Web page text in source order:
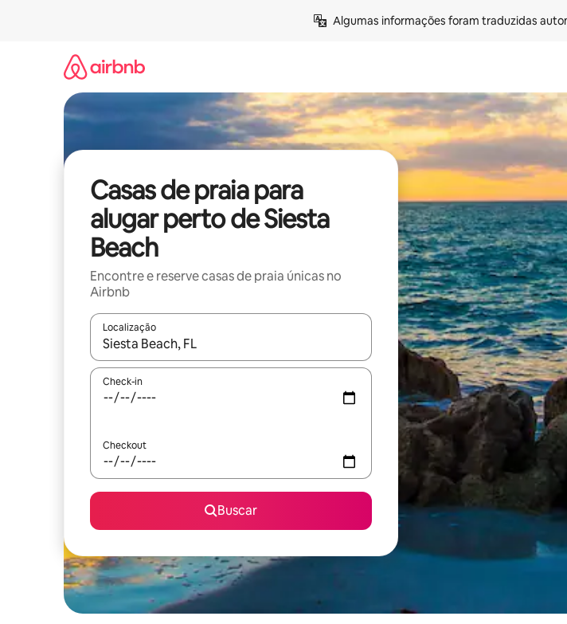
Algumas informações foram traduzidas
Casas de praia para
alugar perto de Siesta
Beach
Encontre e reserve casas de praia únicas no
Airbnb
Localização
Quando os resultados estiverem disponíveis, explore-os usando as seta para cima e para
Check-in
Checkout
Buscar